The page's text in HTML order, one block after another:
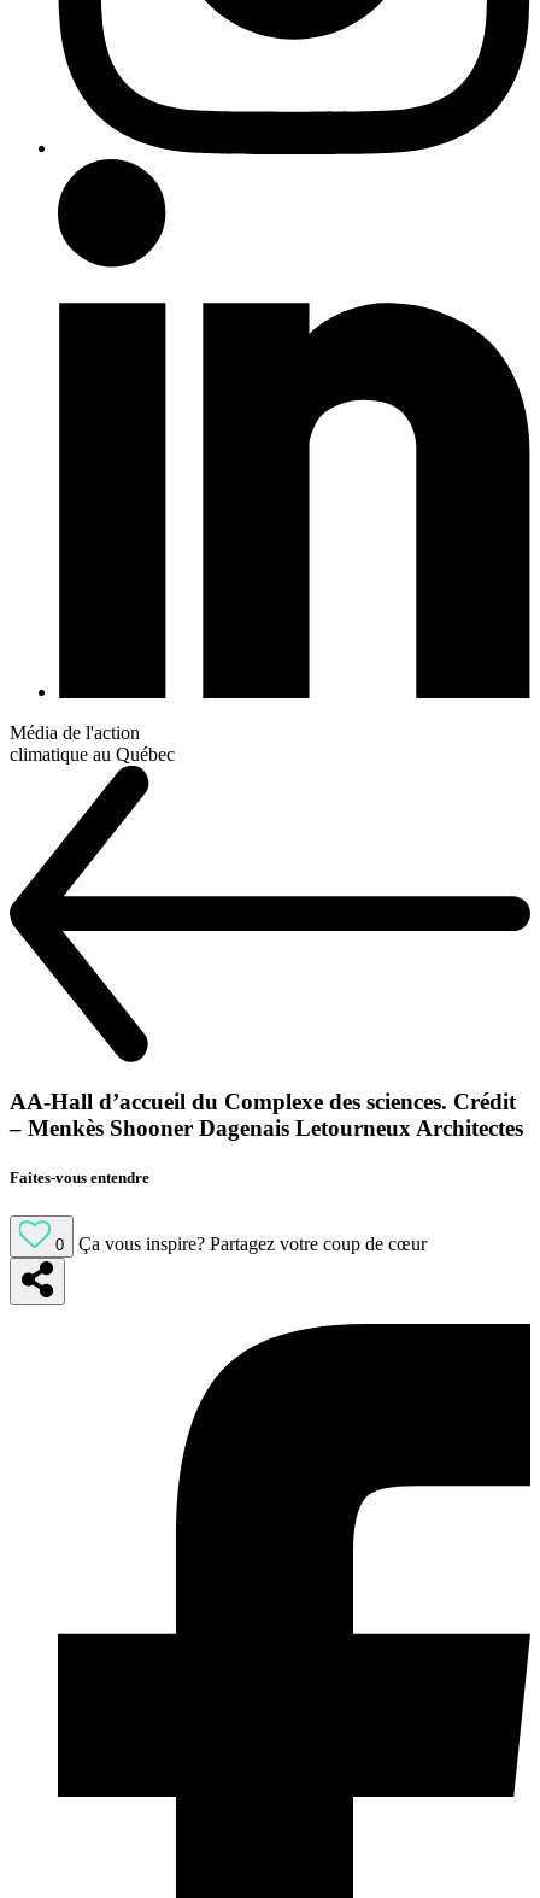
Média de l'action
climatique au Québec
AA-Hall d’accueil du Complexe des sciences. Crédit
– Menkès Shooner Dagenais Letourneux Architectes
Faites-vous entendre
0 Ça vous inspire? Partagez votre coup de cœur